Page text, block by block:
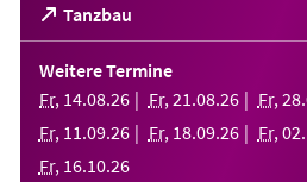
Tanzbau
(Öffnet
in
einem
neuen
Tab)
Weitere Termine
Fr, 14.08.26 Fr, 21 .08.26 Fr, 28.
Fr, 11 .09.26 Fr, 18.09.26 Fr, 02.
Fr, 16.10.26